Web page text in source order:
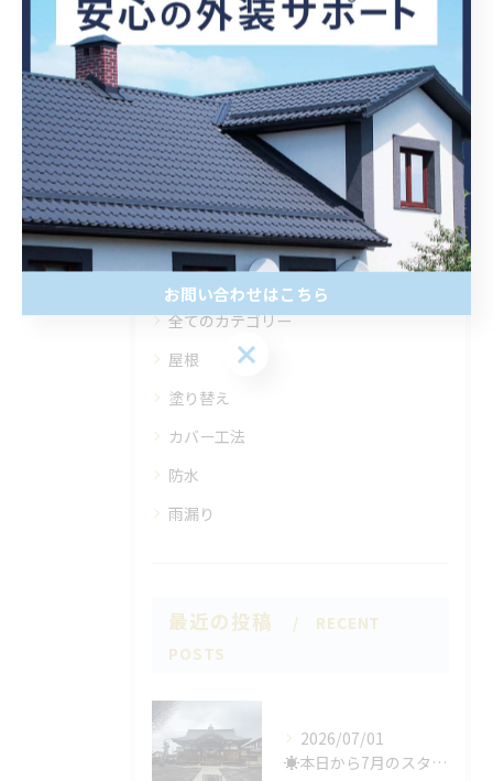
< 前のページ 一覧に戻る 次のページ >
カテゴリー CATEGORIES
全てのカテゴリー
屋根
塗り替え
カバー工法
防水
雨漏り
最近の投稿
RECENT
POSTS
2026/07/01
☀️本日から7月のスタート🌞
お問い合わせはこちら